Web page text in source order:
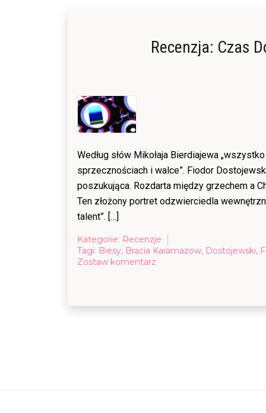
literackim
Recenzja: Czas
Według słów Mikołaja Bierdiajewa
sprzecznościach i walce”. Fiodor
poszukująca. Rozdarta między grzechem a
Ten złożony portret odzwierciedla
talent”. […]
Kategorie: Recenzje
Tagi: Biesy, Bracia Karamazow, Dostojewski,
Zostaw komentarz
[Kronos